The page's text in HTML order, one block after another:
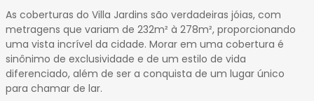
39
40
41
42
43
As coberturas do Villa Jardins são verdadeiras jóias, com
metragens que variam de 232m² à 278m², proporcionando
uma vista incrível da cidade. Morar em uma cobertura é
sinônimo de exclusividade e de um estilo de vida
diferenciado, além de ser a conquista de um lugar único
para chamar de lar.